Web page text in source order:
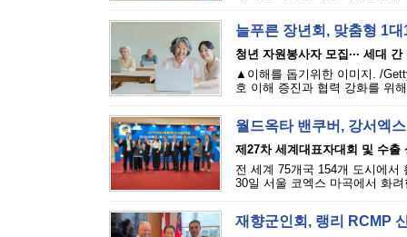
늘푸른 장년회, 맞춤형 1
청년 자원봉사자 모집··· 세대
▲이해를 돕기위한 이미지. /
호 이해 증진과 협력 강화를 위
월드옥타 밴쿠버, 강서엑
제27차 세계대표자대회 및 수출
전 세계 75개국 154개 도시에서
30일 서울 코엑스 마곡에서 화
재향군인회, 랭리 RCMP